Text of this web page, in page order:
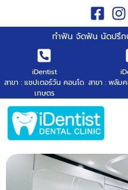
ทำฟัน จัดฟัน นัดปรึก
iDentist
สาขา : แชปเตอร์วัน คอนโด
เกษตร
สาขา : พลัม